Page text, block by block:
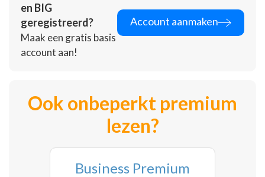
en BIG
geregistreerd?
Maak een gratis basis
account aan!
Account aanmaken
Ook onbeperkt premium
lezen?
Business Premium